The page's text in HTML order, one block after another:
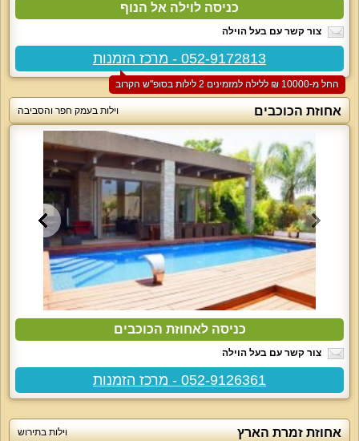
כניסה לוילה אל הנוף
צור קשר עם בעל הוילה
052-9172813 - מרכז הזמנות
החל מ-‏10000 ₪ ללילה למזמינים 2 לילות בסופ"ש הקרוב
אחוזת הכוכבים וילות בעמק חפר והסביבה
כניסה לאחוזת הכוכבים
צור קשר עם בעל הוילה
052-9126361 - מרכז הזמנות
אחוזת זמרת הארץ וילות בתירוש